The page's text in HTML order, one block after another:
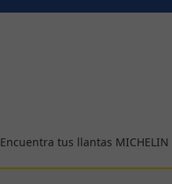
Encuentra tus llantas